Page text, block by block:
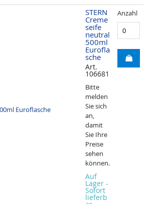
STERN
Creme
seife
neutral
500ml
Eurofla
sche
Art.
106681
Bitte
melden
Sie sich
an,
damit
Sie Ihre
Preise
sehen
können.
Auf
Lager -
Sofort
lieferb
Anzahl